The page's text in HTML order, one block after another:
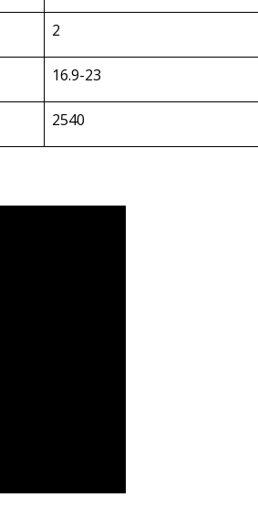
2
16.9-23
2540